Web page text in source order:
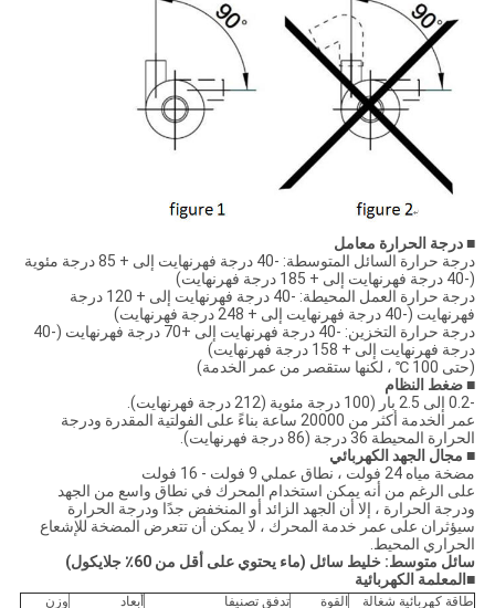
■ درجة الحرارة معامل
درجة حرارة السائل المتوسطة: -40 درجة فهرنهايت إلى + 85 درجة مئوية
(-40 درجة فهرنهايت إلى + 185 درجة فهرنهايت)
درجة حرارة العمل المحيطة: -40 درجة فهرنهايت إلى + 120 درجة
فهرنهايت (-40 درجة فهرنهايت إلى + 248 درجة فهرنهايت)
درجة حرارة التخزين: -40 درجة فهرنهايت إلى +70 درجة فهرنهايت (-40
درجة فهرنهايت إلى + 158 درجة فهرنهايت)
(حتى 100 ℃ ، لكنها ستقصر من عمر الخدمة)
■ضغط النظام
-0.2 إلى 2.5 بار (100 درجة مئوية (212 درجة فهرنهايت).
عمر الخدمة أكثر من 20000 ساعة بناءً على الفولتية المقدرة ودرجة
الحرارة المحيطة 36 درجة (86 درجة فهرنهايت).
■ مجال الجهد الكهربائي
مضخة مياه 24 فولت ، نطاق عملي 9 فولت - 16 فولت
على الرغم من أنه يمكن استخدام المحرك في نطاق واسع من الجهد
ودرجة الحرارة ، إلا أن الجهد الزائد أو المنخفض جدًا ودرجة الحرارة
سيؤثران على عمر خدمة المحرك ، لا يمكن أن تتعرض المضخة للإشعاع
الحراري المحيط.
سائل متوسط: خليط سائل (ماء يحتوي على أقل من 60٪ جلايكول)
■المعلمة الكهربائية
طاقة كهربائية شغالة القوة تدفق تصنيفا أبعاد وزن